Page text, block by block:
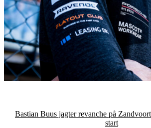
Bastian Buus jagter revanche på
start